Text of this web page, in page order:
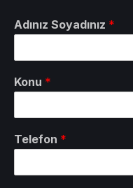
Adınız Soyadınız *
Konu *
Telefon *